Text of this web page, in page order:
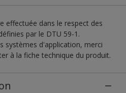
effectuée dans le respect des
par le DTU 59-1.
systèmes d'application, merci
à la fiche technique du produit.